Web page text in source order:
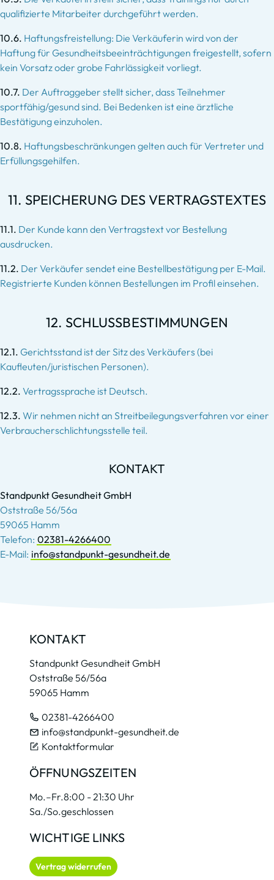
qualifizierte Mitarbeiter durchgeführt werden.
10.6. Haftungsfreistellung: Die Verkäuferin wird von der
Haftung für Gesundheitsbeeinträchtigungen freigestellt, sofern
kein Vorsatz oder grobe Fahrlässigkeit vorliegt.
10.7. Der Auftraggeber stellt sicher, dass Teilnehmer
sportfähig/gesund sind. Bei Bedenken ist eine ärztliche
Bestätigung einzuholen.
10.8. Haftungsbeschränkungen gelten auch für Vertreter und
Erfüllungsgehilfen.
11. SPEICHERUNG DES VERTRAGSTEXTES
11.1. Der Kunde kann den Vertragstext vor Bestellung
ausdrucken.
11.2. Der Verkäufer sendet eine Bestellbestätigung per E-Mail.
Registrierte Kunden können Bestellungen im Profil einsehen.
12. SCHLUSSBESTIMMUNGEN
12.1. Gerichtsstand ist der Sitz des Verkäufers (bei
Kaufleuten/juristischen Personen).
12.2. Vertragssprache ist Deutsch.
12.3. Wir nehmen nicht an Streitbeilegungsverfahren vor einer
Verbraucherschlichtungsstelle teil.
KONTAKT
Standpunkt Gesundheit GmbH
Oststraße 56/56a
59065 Hamm
Telefon: 02381-4266400
E-Mail: info@standpunkt-gesundheit.de
KONTAKT
Standpunkt Gesundheit GmbH
Oststraße 56/56a
59065 Hamm
02381-4266400
info@standpunkt-gesundheit.de
Kontaktformular
ÖFFNUNGSZEITEN
Mo.–Fr.8:00 - 21:30 Uhr
Sa./So.geschlossen
WICHTIGE LINKS
Vertrag widerrufen